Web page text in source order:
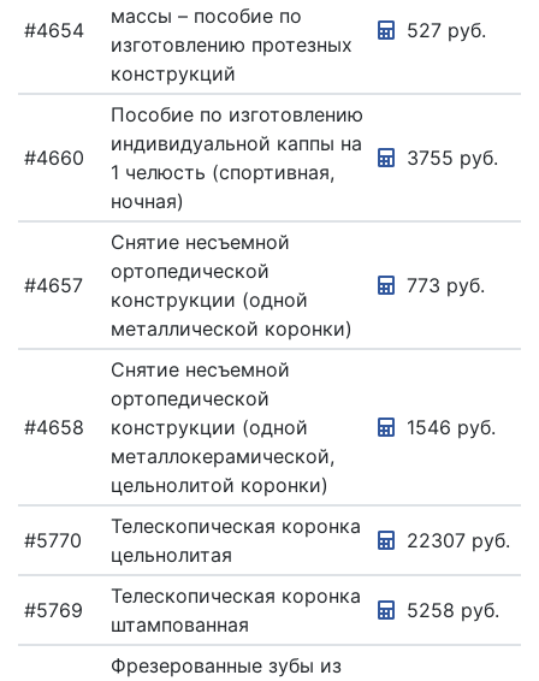
#4654
массы – пособие по
изготовлению протезных
конструкций
527 руб.
#4660
Пособие по изготовлению
индивидуальной каппы на
1 челюсть (спортивная,
ночная)
3755 руб.
#4657
Снятие несъемной
ортопедической
конструкции (одной
металлической коронки)
773 руб.
#4658
Снятие несъемной
ортопедической
конструкции (одной
металлокерамической,
цельнолитой коронки)
1546 руб.
#5770
Телескопическая коронка
цельнолитая
22307 руб.
#5769
Телескопическая коронка
штампованная
5258 руб.
Фрезерованные зубы из